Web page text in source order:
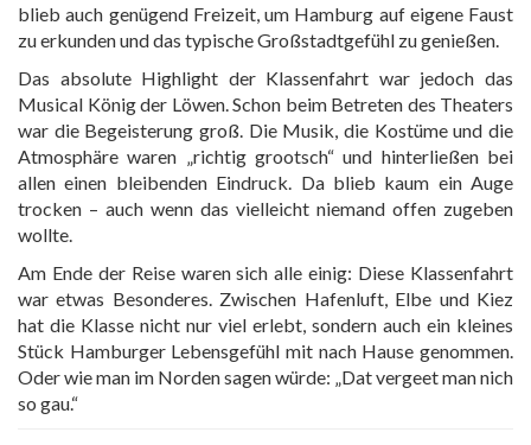
blieb auch genügend Freizeit, um Hamburg auf eigene Faust
zu erkunden und das typische Großstadtgefühl zu genießen.
Das absolute Highlight der Klassenfahrt war jedoch das
Musical König der Löwen. Schon beim Betreten des Theaters
war die Begeisterung groß. Die Musik, die Kostüme und die
Atmosphäre waren „richtig grootsch“ und hinterließen bei
allen einen bleibenden Eindruck. Da blieb kaum ein Auge
trocken – auch wenn das vielleicht niemand offen zugeben
wollte.
Am Ende der Reise waren sich alle einig: Diese Klassenfahrt
war etwas Besonderes. Zwischen Hafenluft, Elbe und Kiez
hat die Klasse nicht nur viel erlebt, sondern auch ein kleines
Stück Hamburger Lebensgefühl mit nach Hause genommen.
Oder wie man im Norden sagen würde: „Dat vergeet man nich
so gau.“